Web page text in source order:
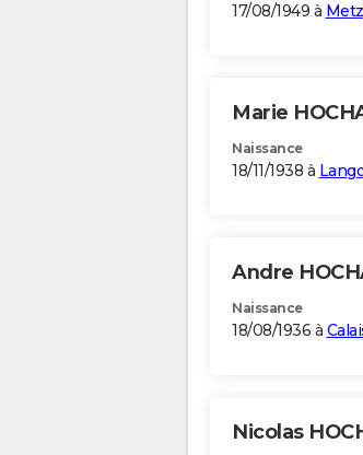
17/08/1949 à Metz
Marie
Naissance
18/11/1938 à
Andre
Naissance
18/08/1936 à
Nicolas